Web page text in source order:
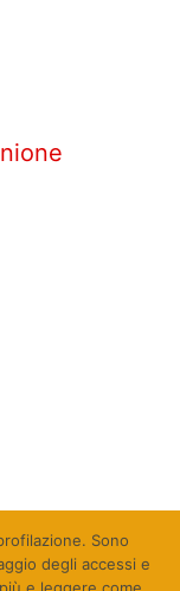
Sono
degli accessi e